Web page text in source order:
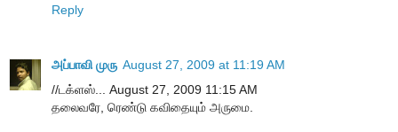
Reply
அப்பாவி முரு August 27, 2009 at 11:19 AM
//டக்ளஸ்... August 27, 2009 11:15 AM
தலைவரே, ரெண்டு கவிதையும் அருமை.